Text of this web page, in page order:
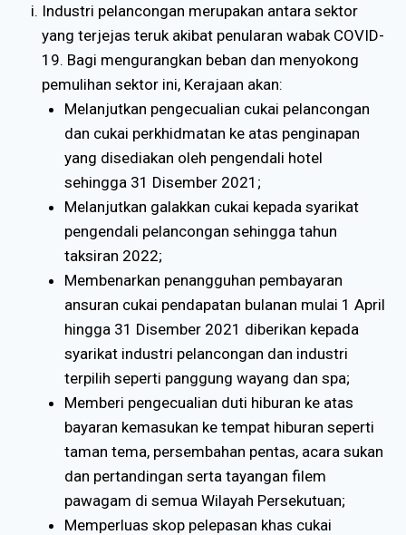
Industri pelancongan merupakan antara sektor
yang terjejas teruk akibat penularan wabak COVID-
19. Bagi mengurangkan beban dan menyokong
pemulihan sektor ini, Kerajaan akan:
Melanjutkan pengecualian cukai pelancongan
dan cukai perkhidmatan ke atas penginapan
yang disediakan oleh pengendali hotel
sehingga 31 Disember 2021;
Melanjutkan galakkan cukai kepada syarikat
pengendali pelancongan sehingga tahun
taksiran 2022;
Membenarkan penangguhan pembayaran
ansuran cukai pendapatan bulanan mulai 1 April
hingga 31 Disember 2021 diberikan kepada
syarikat industri pelancongan dan industri
terpilih seperti panggung wayang dan spa;
Memberi pengecualian duti hiburan ke atas
bayaran kemasukan ke tempat hiburan seperti
taman tema, persembahan pentas, acara sukan
dan pertandingan serta tayangan filem
pawagam di semua Wilayah Persekutuan;
Memperluas skop pelepasan khas cukai